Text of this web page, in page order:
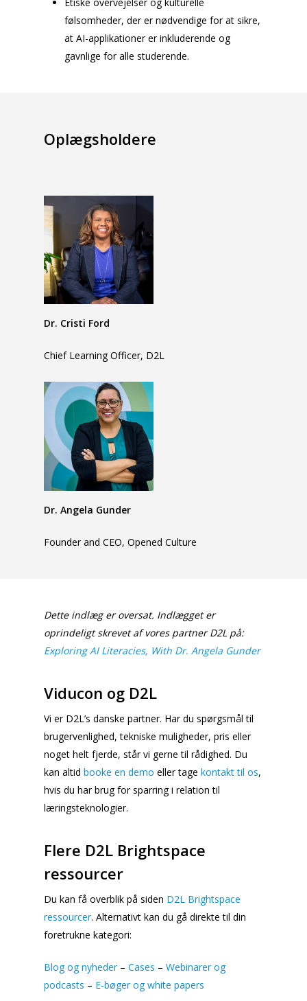
Etiske overvejelser og kulturelle
følsomheder, der er nødvendige for at sikre,
at AI-applikationer er inkluderende og
gavnlige for alle studerende.
Oplægsholdere
Dr. Cristi Ford
Chief Learning Officer, D2L
Dr. Angela Gunder
Founder and CEO, Opened Culture
Dette indlæg er oversat. Indlægget er
oprindeligt skrevet af vores partner D2L på:
Exploring AI Literacies, With Dr. Angela Gunder
Viducon og D2L
Vi er D2L’s danske partner. Har du spørgsmål til
brugervenlighed, tekniske muligheder, pris eller
noget helt fjerde, står vi gerne til rådighed. Du
kan altidbooke en demo eller tage kontakt til os,
hvis du har brug for sparring i relation til
læringsteknologier.
Flere D2L Brightspace
ressourcer
Du kan få overblik på siden D2L Brightspace
ressourcer. Alternativt kan du gå direkte til din
foretrukne kategori:
Blog og nyheder –Cases –Webinarer og
podcasts – E-bøger og white papers